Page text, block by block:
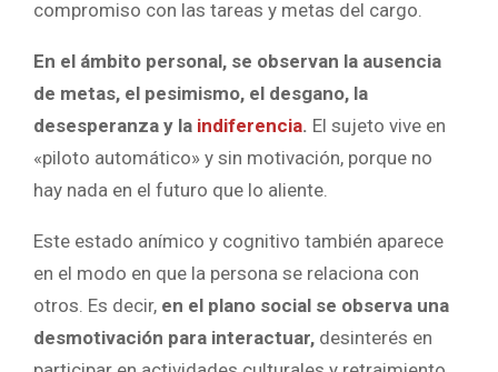
compromiso con las tareas y metas del cargo.
En el ámbito personal, se observan la ausencia
de metas, el pesimismo, el desgano, la
desesperanza y la indiferencia. El sujeto vive en
«piloto automático» y sin motivación, porque no
hay nada en el futuro que lo aliente.
Este estado anímico y cognitivo también aparece
en el modo en que la persona se relaciona con
otros. Es decir, en el plano social se observa una
desmotivación para interactuar, desinterés en